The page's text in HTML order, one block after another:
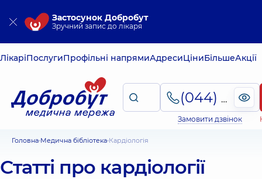
Застосунок Добробут
Зручний запис до лікаря
ЛікаріПослугиПрофільні напрямиАдресиЦіниБільшеАкції
(044) 495-2-888
Замовити дзвінок
Головна Медична бібліотека Кардіологія
Статті про кардіології